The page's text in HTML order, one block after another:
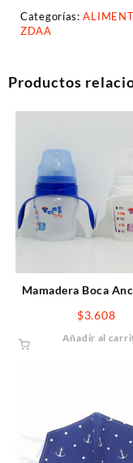
Categorías:
ZDAA
Productos
Mamadera Boca
125cc
$3.608
Añadir al